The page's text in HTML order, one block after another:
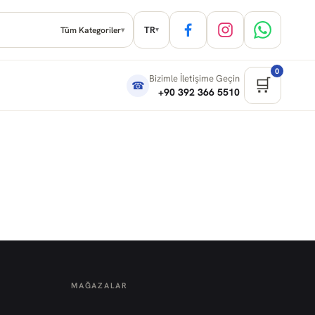
Tüm Kategoriler▾ TR▾
☎
Bizimle İletişime Geçin
+90 392 366 5510 🛒
0
MAĞAZALAR